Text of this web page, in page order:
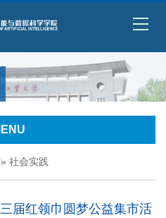
» 社会实践
届红领巾圆梦公益集市活